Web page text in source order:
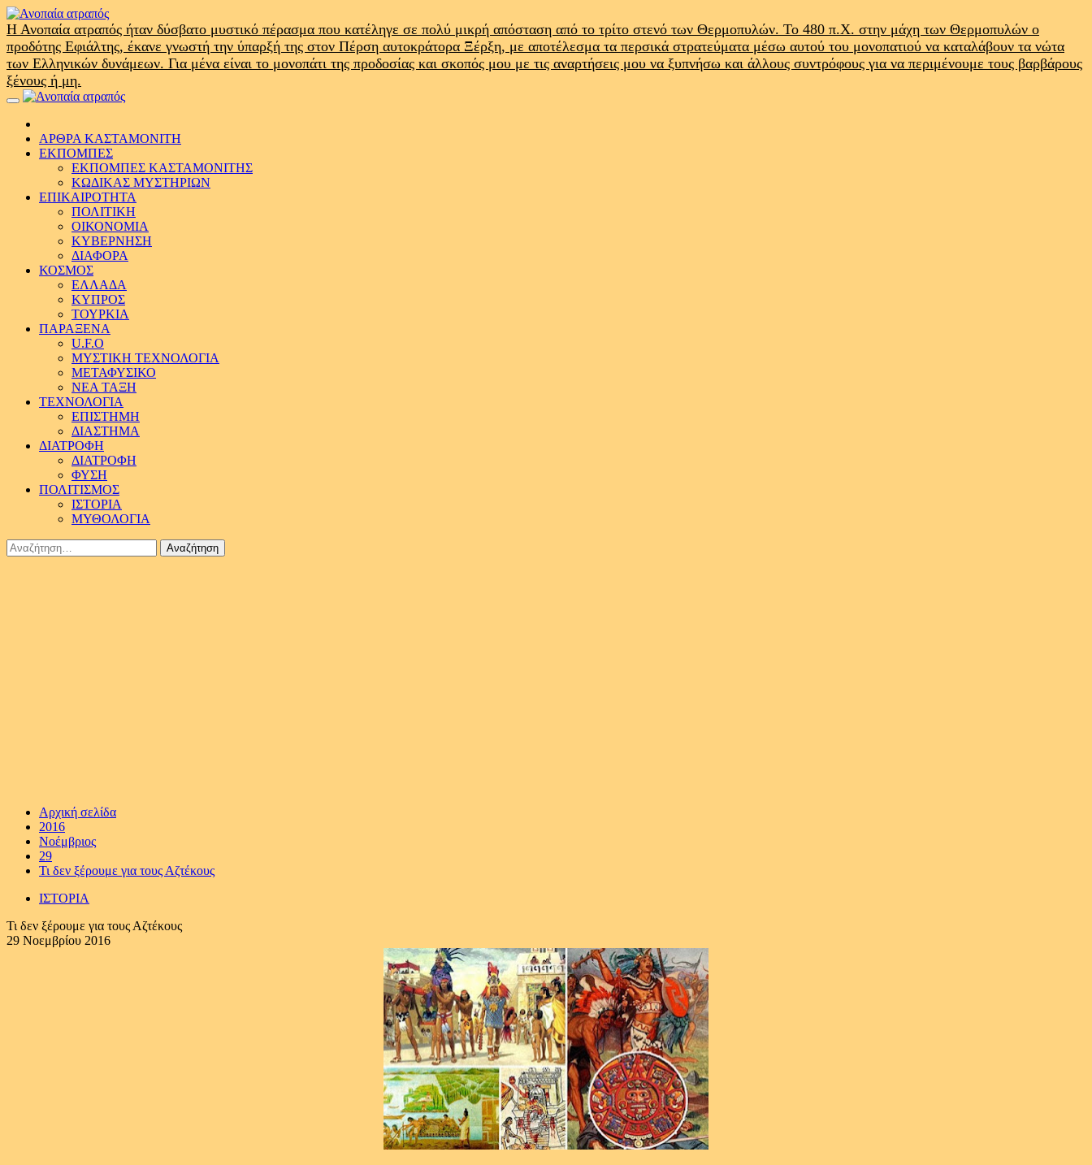
Skip
to
content
Η Ανοπαία ατραπός ήταν δύσβατο μυστικό πέρασμα που κατέληγε σε πολύ μικρή απόσταση από το τρίτο στενό των Θερμοπυλών. Το 480 π.Χ. στην μάχη των Θερμοπυλών ο
προδότης Εφιάλτης, έκανε γνωστή την ύπαρξή της στον Πέρση αυτοκράτορα Ξέρξη, με αποτέλεσμα τα περσικά στρατεύματα μέσω αυτού του μονοπατιού να καταλάβουν τα νώτα
των Ελληνικών δυνάμεων. Για μένα είναι το μονοπάτι της προδοσίας και σκοπός μου με τις αναρτήσεις μου να ξυπνήσω και άλλους συντρόφους για να περιμένουμε τους βαρβάρους
ξένους ή μη.
Primary
ΑΡΘΡΑ ΚΑΣΤΑΜΟΝΙΤΗ
ΕΚΠΟΜΠΕΣ
ΕΚΠΟΜΠΕΣ ΚΑΣΤΑΜΟΝΙΤΗΣ
ΚΩΔΙΚΑΣ ΜΥΣΤΗΡΙΩΝ
ΕΠΙΚΑΙΡΟΤΗΤΑ
ΠΟΛΙΤΙΚΗ
ΟΙΚΟΝΟΜΙΑ
ΚΥΒΕΡΝΗΣΗ
ΔΙΑΦΟΡΑ
ΚΟΣΜΟΣ
ΕΛΛΑΔΑ
ΚΥΠΡΟΣ
ΤΟΥΡΚΙΑ
ΠΑΡΑΞΕΝΑ
U.F.O
ΜΥΣΤΙΚΗ ΤΕΧΝΟΛΟΓΙΑ
ΜΕΤΑΦΥΣΙΚΟ
ΝΕΑ ΤΑΞΗ
ΤΕΧΝΟΛΟΓΙΑ
ΕΠΙΣΤΗΜΗ
ΔΙΑΣΤΗΜΑ
ΔΙΑΤΡΟΦΗ
ΔΙΑΤΡΟΦΗ
ΦΥΣΗ
ΠΟΛΙΤΙΣΜΟΣ
ΙΣΤΟΡΙΑ
ΜΥΘΟΛΟΓΙΑ
Αναζήτηση
για:
Αρχική σελίδα
2016
Νοέμβριος
29
Τι δεν ξέρουμε για τους Αζτέκους
ΙΣΤΟΡΙΑ
Τι δεν ξέρουμε για τους Αζτέκους
29 Νοεμβρίου 2016